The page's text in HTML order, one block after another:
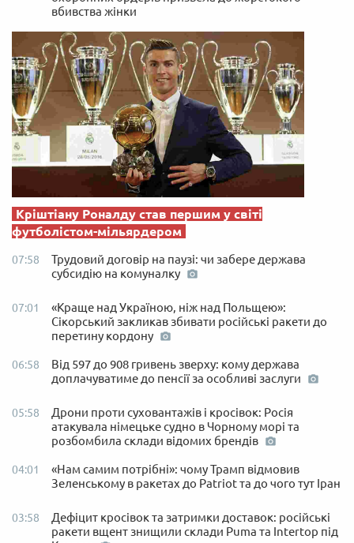
вбивства жінки
Кріштіану Роналду став першим у світі
футболістом-мільярдером
07:58
Трудовий договір на паузі: чи забере держава
субсидію на комуналку
07:01
«Краще над Україною, ніж над Польщею»:
Сікорський закликав збивати російські ракети до
перетину кордону
06:58
Від 597 до 908 гривень зверху: кому держава
доплачуватиме до пенсії за особливі заслуги
05:58
Дрони проти суховантажів і кросівок: Росія
атакувала німецьке судно в Чорному морі та
розбомбила склади відомих брендів
04:01
«Нам самим потрібні»: чому Трамп відмовив
Зеленському в ракетах до Patriot та до чого тут Іран
03:58
Дефіцит кросівок та затримки доставок: російські
ракети вщент знищили склади Puma та Intertop під